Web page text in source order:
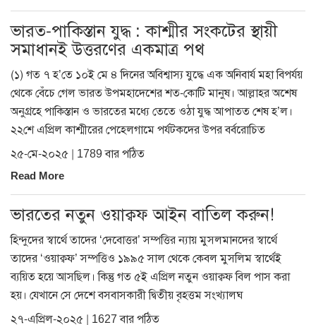
ভারত-পাকিস্তান যুদ্ধ : কাশ্মীর সংকটের স্থায়ী
সমাধানই উত্তরণের একমাত্র পথ
(১) গত ৭ হ’তে ১০ই মে ৪ দিনের অবিশ্বাস্য যুদ্ধে এক অনিবার্য মহা বিপর্যয়
থেকে বেঁচে গেল ভারত উপমহাদেশের শত-কোটি মানুষ। আল্লাহর অশেষ
অনুগ্রহে পাকিস্তান ও ভারতের মধ্যে তেতে ওঠা যুদ্ধ আপাতত শেষ হ’ল।
২২শে এপ্রিল কাশ্মীরের পেহেলগামে পর্যটকদের উপর বর্বরোচিত
২৫-মে-২০২৫ | 1789 বার পঠিত
Read More
ভারতের নতুন ওয়াক্বফ আইন বাতিল করুন!
হিন্দুদের স্বার্থে তাদের ‘দেবোত্তর’ সম্পত্তির ন্যায় মুসলমানদের স্বার্থে
তাদের ‘ওয়াক্বফ’ সম্পত্তিও ১৯৯৫ সাল থেকে কেবল মুসলিম স্বার্থেই
ব্যয়িত হয়ে আসছিল। কিন্তু গত ৫ই এপ্রিল নতুন ওয়াক্বফ বিল পাস করা
হয়। যেখানে সে দেশে বসবাসকারী দ্বিতীয় বৃহত্তম সংখ্যালঘ
২৭-এপ্রিল-২০২৫ | 1627 বার পঠিত